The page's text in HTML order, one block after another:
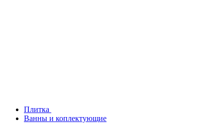
Плитка
Ванны и коплектующие